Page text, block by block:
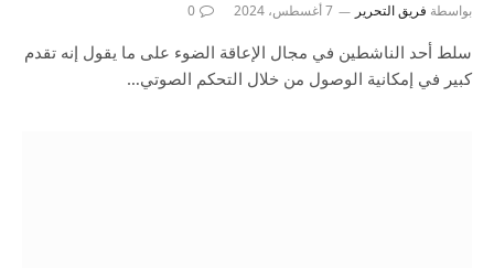
بواسطة فريق التحرير 7 أغسطس، 2024 0
سلط أحد الناشطين في مجال الإعاقة الضوء على ما يقول إنه تقدم
كبير في إمكانية الوصول من خلال التحكم الصوتي…